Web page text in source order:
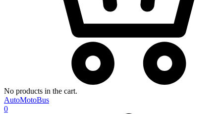
No products in the cart.
AutoMotoBus
0